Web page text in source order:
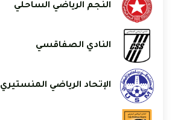
النجم الرياضي الساحلي
النادي الصفاقسي
الإتحاد الرياضي المنستيري